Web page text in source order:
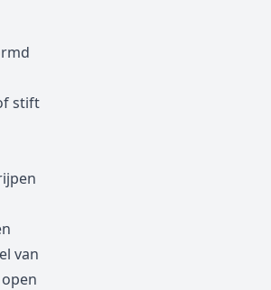
stift
van